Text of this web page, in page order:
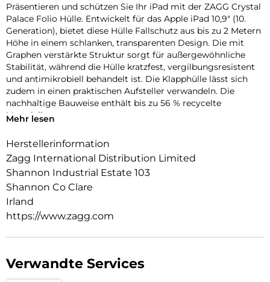
Präsentieren und schützen Sie Ihr iPad mit der ZAGG Crystal
Palace Folio Hülle. Entwickelt für das Apple iPad 10,9″ (10.
Generation), bietet diese Hülle Fallschutz aus bis zu 2 Metern
Höhe in einem schlanken, transparenten Design. Die mit
Graphen verstärkte Struktur sorgt für außergewöhnliche
Stabilität, während die Hülle kratzfest, vergilbungsresistent
und antimikrobiell behandelt ist. Die Klapphülle lässt sich
zudem in einen praktischen Aufsteller verwandeln. Die
nachhaltige Bauweise enthält bis zu 56 % recycelte
Materialien.
Mehr lesen
Herstellerinformation
Zagg International Distribution Limited
Shannon Industrial Estate 103
Shannon Co Clare
Irland
https://www.zagg.com
Verwandte Services